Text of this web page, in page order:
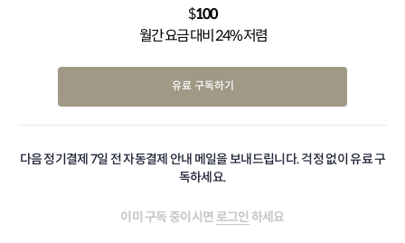
$100
월간 요금 대비 24% 저렴
유료 구독하기
다음 정기결제 7일 전 자동결제 안내 메일을 보내드립니다. 걱정 없이 유료 구
독하세요.
이미 구독 중이시면 로그인 하세요